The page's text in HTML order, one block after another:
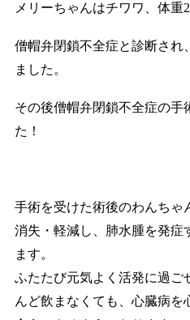
メリーちゃんはチワワ、体重
僧帽弁閉鎖不全症と診断され
ました。
その後僧帽弁閉鎖不全症の手
た！
手術を受けた術後のわんちゃ
消失・軽減し、肺水腫を発症
ます。
ふたたび元気よく活発に過ご
んど飲まなくても、心臓病を